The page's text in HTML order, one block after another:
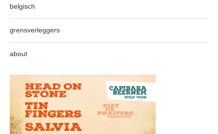
belgisch
grensverleggers
about